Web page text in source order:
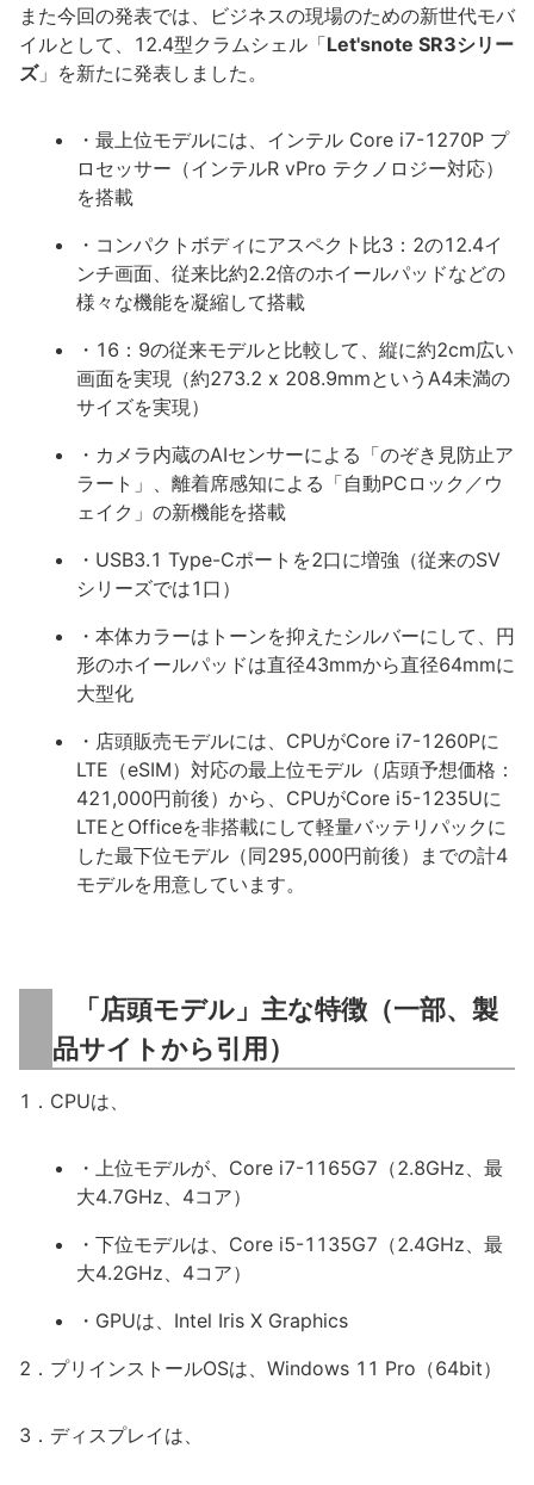
また今回の発表では、ビジネスの現場のための新世代モバ
イルとして、12.4型クラムシェル「Let'snote SR3シリー
ズ」を新たに発表しました。
・最上位モデルには、インテル Core i7-1270P プ
ロセッサー（インテルR vPro テクノロジー対応）
を搭載
・コンパクトボディにアスペクト比3：2の12.4イ
ンチ画面、従来比約2.2倍のホイールパッドなどの
様々な機能を凝縮して搭載
・16：9の従来モデルと比較して、縦に約2cm広い
画面を実現（約273.2 x 208.9mmというA4未満の
サイズを実現）
・カメラ内蔵のAIセンサーによる「のぞき見防止ア
ラート」、離着席感知による「自動PCロック／ウ
ェイク」の新機能を搭載
・USB3.1 Type-Cポートを2口に増強（従来のSV
シリーズでは1口）
・本体カラーはトーンを抑えたシルバーにして、円
形のホイールパッドは直径43mmから直径64mmに
大型化
・店頭販売モデルには、CPUがCore i7-1260Pに
LTE（eSIM）対応の最上位モデル（店頭予想価格：
421,000円前後）から、CPUがCore i5-1235Uに
LTEとOfficeを非搭載にして軽量バッテリパックに
した最下位モデル（同295,000円前後）までの計4
モデルを用意しています。
「店頭モデル」主な特徴（一部、製
品サイトから引用）
1．CPUは、
・上位モデルが、Core i7-1165G7（2.8GHz、最
大4.7GHz、4コア）
・下位モデルは、Core i5-1135G7（2.4GHz、最
大4.2GHz、4コア）
・GPUは、Intel Iris X Graphics
2．プリインストールOSは、Windows 11 Pro（64bit）
3．ディスプレイは、